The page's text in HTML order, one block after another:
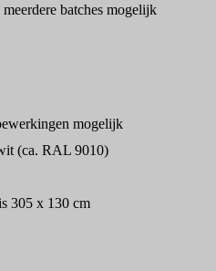
batches mogelijk
mogelijk
(ca. RAL 9010)
305 x 130 cm